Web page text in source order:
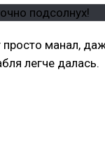
манал,
легче далась.